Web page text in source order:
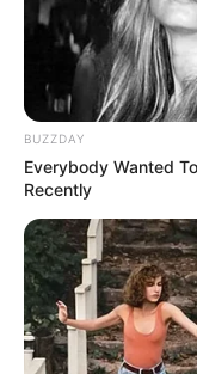
BUZZDAY
Everybody Wanted
Recently